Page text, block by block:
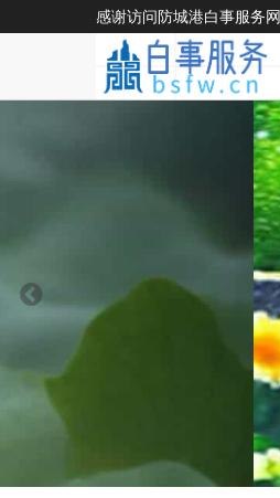
感谢访问防城港白事服务